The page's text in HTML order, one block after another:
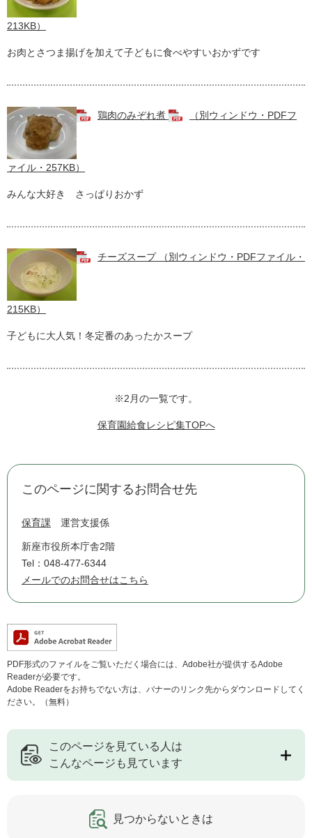
213KB）
お肉とさつま揚げを加えて子どもに食べやすいおかずです
鶏肉のみぞれ煮 （別ウィンドウ・PDFフ
ァイル・257KB）
みんな大好き さっぱりおかず
チーズスープ （別ウィンドウ・PDFファイル・
215KB）
子どもに大人気！冬定番のあったかスープ
※2月の一覧です。
保育園給食レシピ集TOPへ
このページに関するお問合せ先
保育課 運営支援係
新座市役所本庁舎2階
Tel：048-477-6344
メールでのお問合せはこちら
PDF形式のファイルをご覧いただく場合には、Adobe社が提供するAdobe
Readerが必要です。
Adobe Readerをお持ちでない方は、バナーのリンク先からダウンロードしてく
ださい。（無料）
このページを見ている人は
こんなページも見ています
見つからないときは